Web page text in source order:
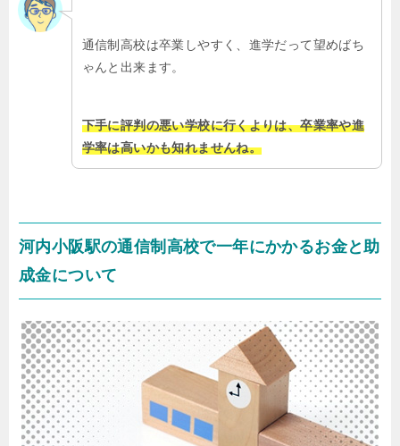
通信制高校は卒業しやすく、進学だって望めばち
ゃんと出来ます。
下手に評判の悪い学校に行くよりは、卒業率や進
学率は高いかも知れませんね。
河内小阪駅の通信制高校で一年にかかるお金と助
成金について